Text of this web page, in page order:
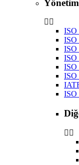
Yönetim
ISO
ISO
ISO
ISO
ISO
ISO
ISO